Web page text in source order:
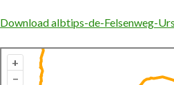
Download albtips-de-Felsenweg-
+
–